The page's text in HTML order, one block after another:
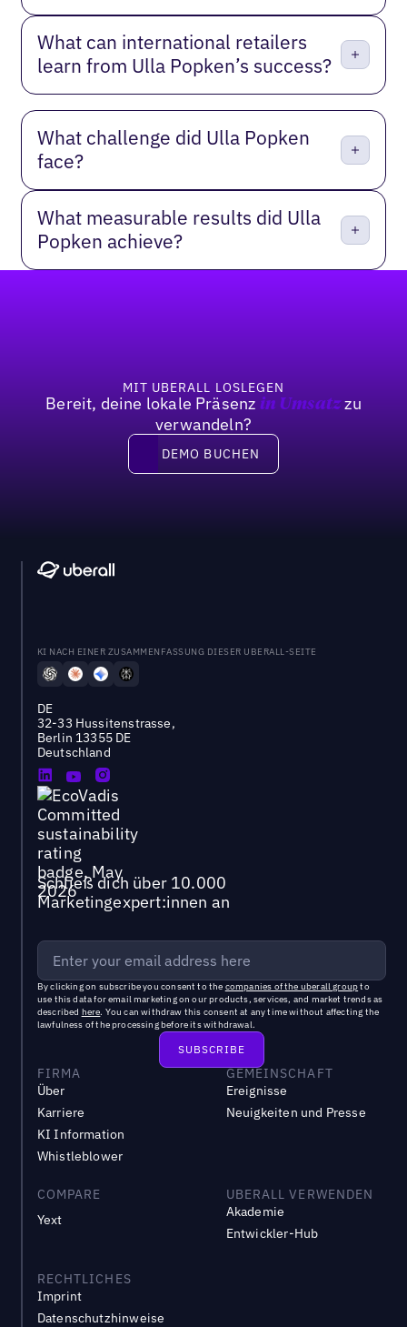
What can international retailers
learn from Ulla Popken’s success?
What challenge did Ulla Popken
face?
What measurable results did Ulla
Popken achieve?
MIT UBERALL LOSLEGEN
Bereit, deine lokale Präsenz in Umsatzzu
verwandeln?
DEMO BUCHEN
DEMO BUCHEN
KI NACH EINER ZUSAMMENFASSUNG DIESER UBERALL-SEITE
DE
32-33 Hussitenstrasse,
Berlin 13355 DE
Deutschland
Schließ dich über 10.000
Marketingexpert:innen an
By clicking on subscribe you consent to the companies of the uberall groupto
use this data for email marketing on our products, services, and market trends as
described here. You can withdraw this consent at any time without affecting the
lawfulness of the processing before its withdrawal.
FIRMA
Über
Karriere
KI Information
Whistleblower
GEMEINSCHAFT
Ereignisse
Neuigkeiten und Presse
COMPARE
Yext
UBERALL VERWENDEN
Akademie
Entwickler-Hub
RECHTLICHES
Imprint
Datenschutzhinweise